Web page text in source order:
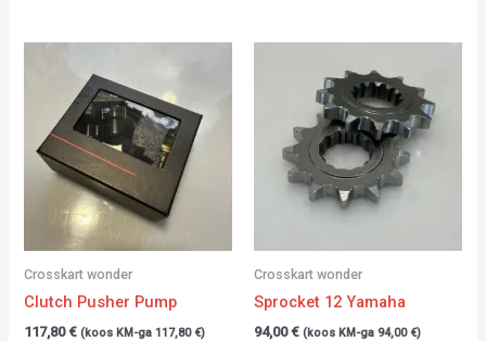
Crosskart wonder
Clutch Pusher Pump
117,80€ (koos KM-ga117,80 €)
Crosskart wonder
Sprocket 12 Yamaha
94,00€ (koos KM-ga 94,00 €)